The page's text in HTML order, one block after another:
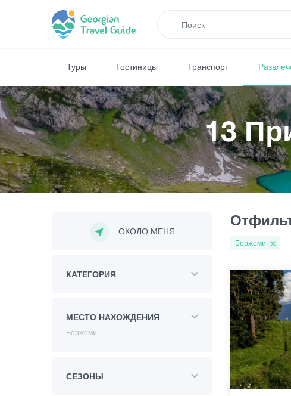
Туры Гостиницы Транспорт
13
ОКОЛО МЕНЯ
КАТЕГОРИЯ
МЕСТО НАХОЖДЕНИЯ
Боржоми
СЕЗОНЫ
Боржоми